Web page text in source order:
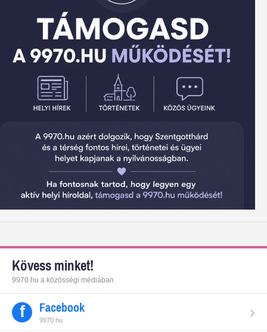
Kövess minket!
9970.hu a közösségi médiában
Facebook
9970.hu ›